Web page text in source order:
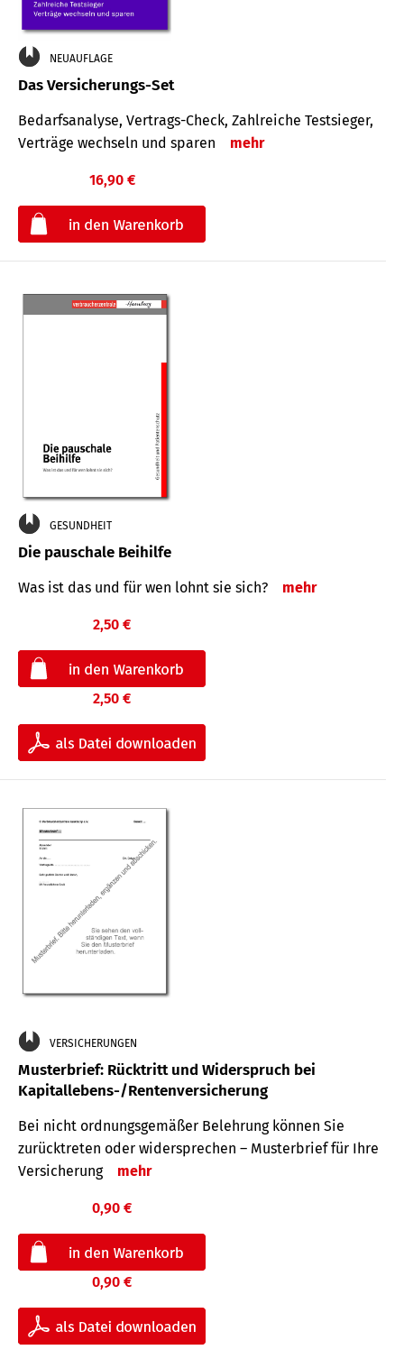
NEUAUFLAGE
Das Versicherungs-Set
Bedarfsanalyse, Vertrags-Check, Zahlreiche Testsieger,
Verträge wechseln und sparen
mehr
16,90 €
GESUNDHEIT
Die pauschale Beihilfe
Was ist das und für wen lohnt sie sich? mehr
2,50 €
2,50 €
VERSICHERUNGEN
Musterbrief: Rücktritt und Widerspruch bei
Kapitallebens-/Rentenversicherung
Bei nicht ordnungsgemäßer Belehrung können Sie
zurücktreten oder widersprechen – Musterbrief für Ihre
Versicherung
mehr
0,90 €
0,90 €